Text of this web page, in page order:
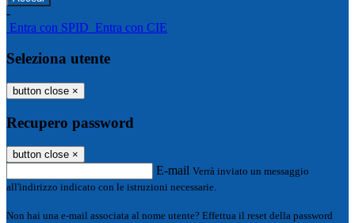
-
Entra con SPID Entra con CIE
Seleziona utente
button close ×
Recupero password
button close ×
E-mail Verrà inviato un messaggio
all'indirizzo indicato con le istruzioni necessarie.
Non hai una e-mail associata al nome utente? Effettua il reset della password